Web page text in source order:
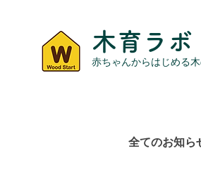
木育ラボ
赤ちゃんからはじめる
全てのお知ら